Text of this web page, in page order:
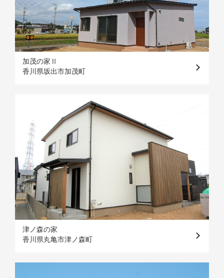
加茂の家Ⅱ
香川県坂出市加茂町
津ノ森の家
香川県丸亀市津ノ森町